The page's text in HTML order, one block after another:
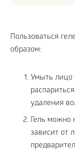
Пользоваться
образом:
Умыть лицо
удаления
Гель можно
зависит от